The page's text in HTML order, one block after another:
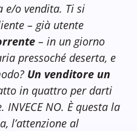
e/o vendita. Ti si
– già utente
– in un giorno
pressoché deserta, e
Un venditore un
in quattro per darti
NO. È questa la
l’attenzione al